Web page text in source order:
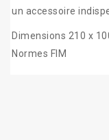
un accessoire
Dimensions 210 x
Normes FIM